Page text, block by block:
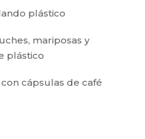
plástico
mariposas y
plástico
cápsulas de café